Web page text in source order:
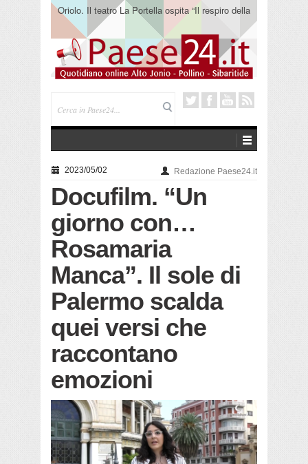
Oriolo. Il teatro La Portella ospita “Il respiro della
terra” del collettivo 365
2023/05/02 Redazione Paese24.it
Docufilm. “Un
giorno con…
Rosamaria
Manca”. Il sole di
Palermo scalda
quei versi che
raccontano
emozioni